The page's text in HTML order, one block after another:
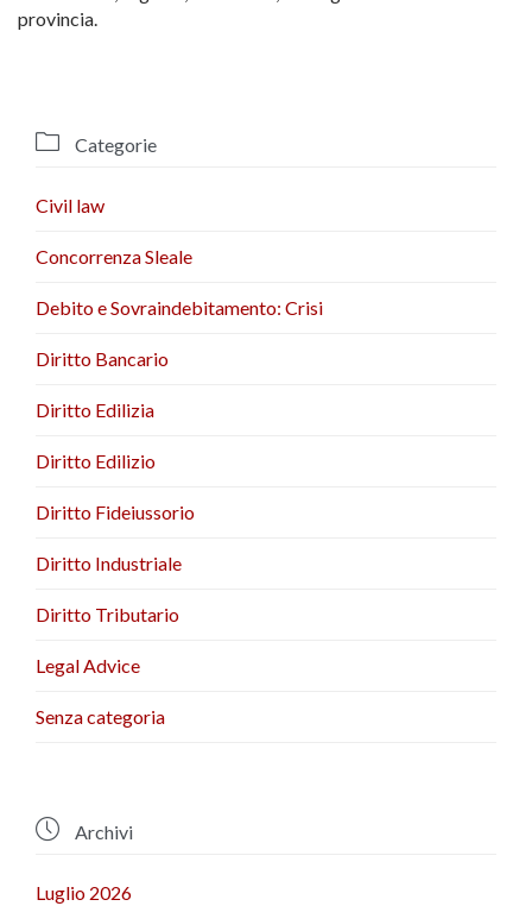
provincia.
 Categorie
Civil law
Concorrenza Sleale
Debito e Sovraindebitamento: Crisi
Diritto Bancario
Diritto Edilizia
Diritto Edilizio
Diritto Fideiussorio
Diritto Industriale
Diritto Tributario
Legal Advice
Senza categoria
 Archivi
Luglio 2026